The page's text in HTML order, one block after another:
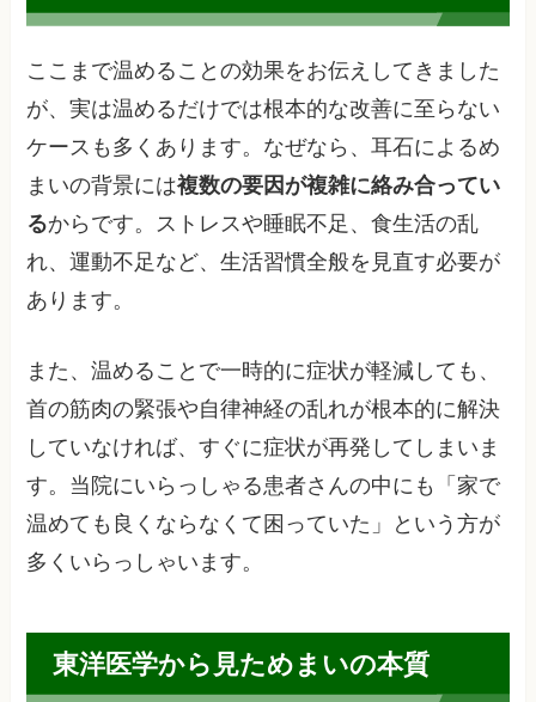
ここまで温めることの効果をお伝えしてきました
が、実は温めるだけでは根本的な改善に至らない
ケースも多くあります。なぜなら、耳石によるめ
まいの背景には複数の要因が複雑に絡み合ってい
るからです。ストレスや睡眠不足、食生活の乱
れ、運動不足など、生活習慣全般を見直す必要が
あります。
また、温めることで一時的に症状が軽減しても、
首の筋肉の緊張や自律神経の乱れが根本的に解決
していなければ、すぐに症状が再発してしまいま
す。当院にいらっしゃる患者さんの中にも「家で
温めても良くならなくて困っていた」という方が
多くいらっしゃいます。
東洋医学から見ためまいの本質